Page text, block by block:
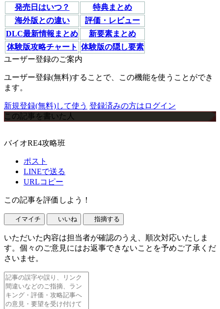
発売日はいつ？
特典まとめ
海外版との違い
評価・レビュー
DLC最新情報まとめ
新要素まとめ
体験版攻略チャート 体験版の隠し要素
ユーザー登録のご案内
ユーザー登録(無料)することで、この機能を使うことができ
ます。
新規登録(無料)して使う 登録済みの方はログイン
この記事を書いた人
バイオRE4攻略班
ポスト
LINEで送る
URLコピー
この記事を評価しよう！
イマイチ いいね 指摘する
いただいた内容は担当者が確認のうえ、順次対応いたしま
す。個々のご意見にはお返事できないことを予めご了承くだ
さいませ。